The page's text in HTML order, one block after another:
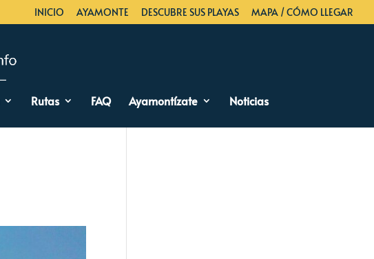
INICIO AYAMONTE DESCUBRE SUS PLAYAS MAPA / CÓMO LLEGAR
Rutas FAQ Ayamontízate Noticias